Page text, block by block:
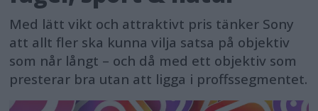
Med lätt vikt och attraktivt pris tänker Sony
att allt fler ska kunna vilja satsa på objektiv
som når långt – och då med ett objektiv som
presterar bra utan att ligga i proffssegmentet.